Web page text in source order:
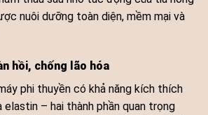
nuôi dưỡng toàn diện, mềm mại và
hồi, chống lão hóa
phi thuyền có khả năng kích thích
elastin – hai thành phần quan trọng